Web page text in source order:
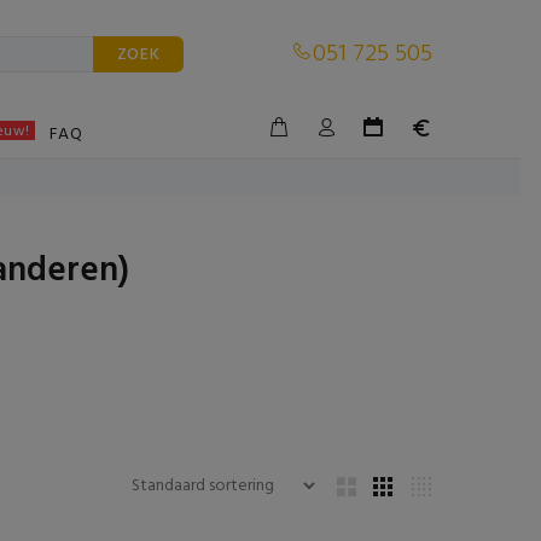
ZOEK 051 725 505
FAQ